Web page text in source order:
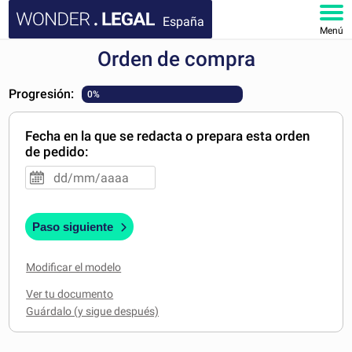
España
Menú
DOCUMENTOS
FAQ
MI CUENTA
Orden de compra
Progresión: 0%
Fecha en la que se redacta o prepara esta orden
de pedido:
Paso siguiente
Modificar el modelo
Ver tu documento